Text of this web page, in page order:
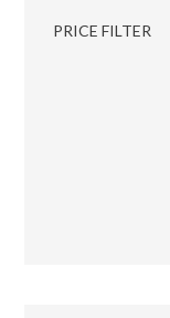
PRICE FILTER